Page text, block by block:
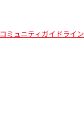
コミュニティガイドライン